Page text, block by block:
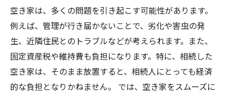
空き家売却のまとめ：未来に向けた賢い選択
空き家は、多くの問題を引き起こす可能性があります。
例えば、管理が行き届かないことで、劣化や害虫の発
生、近隣住民とのトラブルなどが考えられます。また、
固定資産税や維持費も負担になります。特に、相続した
空き家は、そのまま放置すると、相続人にとっても経済
的な負担となりかねません。 では、空き家をスムーズに